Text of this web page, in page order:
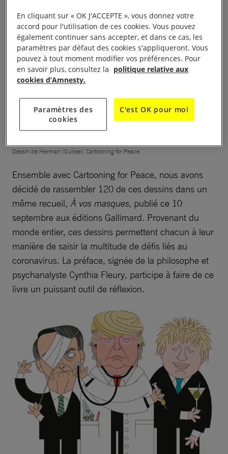
Dessin de Herman (Suisse), Cartooning for Peace
Ensemble avec Cartooning for Peace, nous avons
décidé de rassembler 120 de ces dessins dans un
même recueil, À vos masques, publié ce 10
septembre aux éditions Gallimard. Provenant du
monde entier, ces dessins permettent chacun à leur
manière de saisir la multitude de défis liés au
coronavirus. La préface, signée de la philosophe et
psychanalyste Cynthia Fleury, participe à faire de ce
livre un puissant outil de réflexion.
En cliquant sur « OK J'ACCEPTE », vous donnez votre
accord pour l'utilisation de ces cookies. Vous pouvez
également continuer sans accepter, et dans ce cas, les
paramètres par défaut des cookies s'appliqueront. Vous
pouvez à tout moment modifier vos préférences. Pour
en savoir plus, consultez la politique relative aux
cookies d’Amnesty.
Paramètres des
cookies
C'est OK pour moi